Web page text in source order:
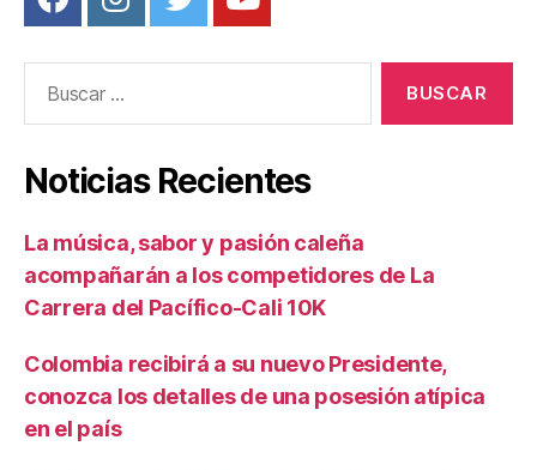
Noticias Recientes
La música, sabor y pasión caleña
acompañarán a los competidores de La
Carrera del Pacífico-Cali 10K
Colombia recibirá a su nuevo Presidente,
conozca los detalles de una posesión atípica
en el país